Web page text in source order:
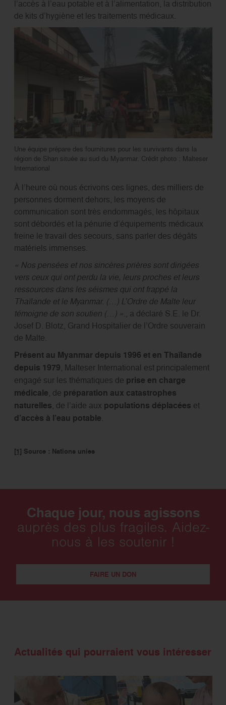
l’accès à l’eau potable et à l’alimentation, la distribution
de kits d’hygiène et les traitements médicaux.
Une équipe prépare des fournitures pour les survivants dans la
région de Shan située au sud du Myanmar. Crédit photo : Malteser
International
À l’heure où nous écrivons ces lignes, des milliers de
personnes dorment dehors, les moyens de
communication sont très endommagés, les hôpitaux
sont débordés et la pénurie d’équipements médicaux
freine le travail des secours, sans parler des dégâts
matériels immenses.
« Nos pensées et nos sincères prières sont dirigées
vers ceux qui ont perdu la vie, leurs proches et leurs
ressources dans les séismes qui ont frappé la
Thaïlande et le Myanmar. (…) L’Ordre de Malte leur
témoigne de son soutien (…) »., a déclaré S.E. le Dr.
Josef D. Blotz, Grand Hospitalier de l’Ordre souverain
de Malte.
Présent au Myanmar depuis 1996 et en Thaïlande
depuis 1979, Malteser International est principalement
engagé sur les thématiques de prise en charge
médicale, de préparation aux catastrophes
naturelles, de l’aide aux populations déplacées et
d’accès à l’eau potable.
[1] Source : Nations unies
Chaque jour, nous agissons
auprès des plus fragiles. Aidez-
nous à les soutenir !
FAIRE UN DON
Actualités qui pourraient vous intéresser